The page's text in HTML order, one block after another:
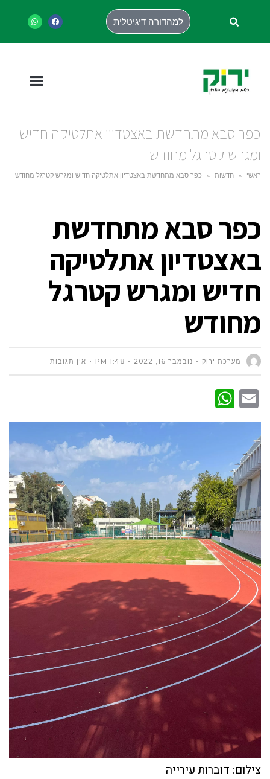
למהדורה דיגיטלית
כפר סבא מתחדשת באצטדיון אתלטיקה חדיש
ומגרש קטרגל מחודש
ראשי » חדשות » כפר סבא מתחדשת באצטדיון אתלטיקה חדיש ומגרש קטרגל מחודש
כפר סבא מתחדשת
באצטדיון אתלטיקה
חדיש ומגרש קטרגל
מחודש
מערכת ירוק נובמבר 16, 2022 1:48 PM אין תגובות
Email
צילום: דוברות עירייה